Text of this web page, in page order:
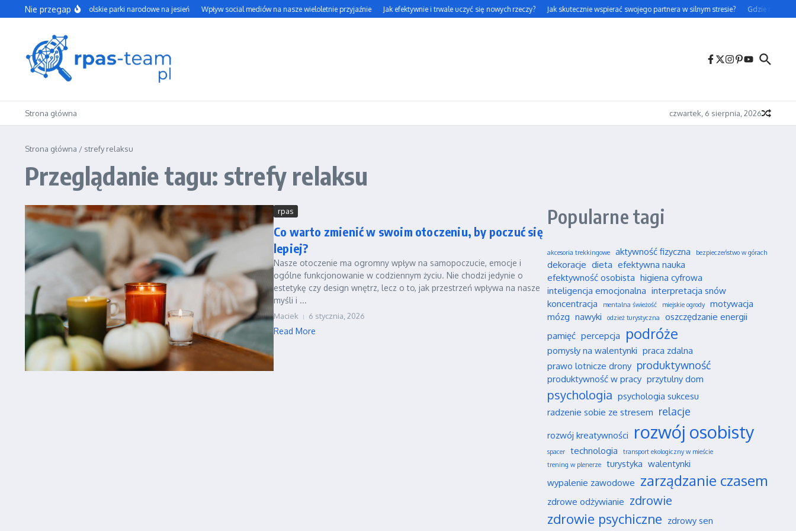
Przejdź do treści
Nie przegap
Najpiękniejsze polskie parki narodowe na jesień Wpływ social mediów na nasze wieloletnie przyjaźnie Jak efektywnie i trwale uczyć się nowych rzeczy? Jak skutecznie wspierać swojego partnera w silnym stresie? Gdzie można
Strona główna czwartek, 6 sierpnia, 2026
Strona główna / strefy relaksu
Przeglądanie tagu: strefy relaksu
rpas
Co warto zmienić w swoim otoczeniu, by poczuć się
lepiej?
Nasze otoczenie ma ogromny wpływ na samopoczucie, emocje i
ogólne funkcjonowanie w codziennym życiu. Nie chodzi jedynie o
estetykę czy design wnętrz, lecz o to, jak przestrzeń wpływa na nasze
myśli i ...
Maciek 6 stycznia, 2026
Read More
Popularne tagi
akcesoria trekkingowe aktywność fizyczna bezpieczeństwo w górach
dekoracje dieta efektywna nauka
efektywność osobista higiena cyfrowa
inteligencja emocjonalna interpretacja snów
koncentracja
mentalna świeżość miejskie ogrody
motywacja
mózg nawyki odzież turystyczna
oszczędzanie energii
pamięć percepcja podróże
pomysły na walentynki praca zdalna
prawo lotnicze drony produktywność
produktywność w pracy przytulny dom
psychologia psychologia sukcesu
radzenie sobie ze stresem relacje
rozwój kreatywności rozwój osobisty
spacer technologia
transport ekologiczny w mieście
trening w plenerze
turystyka walentynki
wypalenie zawodowe zarządzanie czasem
zdrowe odżywianie zdrowie
zdrowie psychiczne zdrowy sen